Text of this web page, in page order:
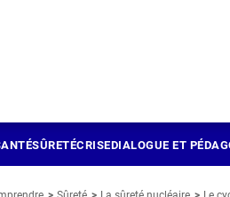
SÛRETÉCRISEDIALOGUE ET